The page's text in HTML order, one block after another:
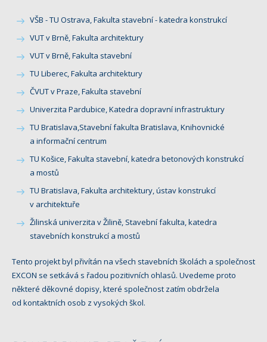
VŠB - TU Ostrava, Fakulta stavební - katedra konstrukcí
VUT v Brně, Fakulta architektury
VUT v Brně, Fakulta stavební
TU Liberec, Fakulta architektury
ČVUT v Praze, Fakulta stavební
Univerzita Pardubice, Katedra dopravní infrastruktury
TU Bratislava,Stavební fakulta Bratislava, Knihovnické
a informační centrum
TU Košice, Fakulta stavební, katedra betonových konstrukcí
a mostů
TU Bratislava, Fakulta architektury, ústav konstrukcí
v architektuře
Žilinská univerzita v Žilině, Stavební fakulta, katedra
stavebních konstrukcí a mostů
Tento projekt byl přivítán na všech stavebních školách a společnost
EXCON se setkává s řadou pozitivních ohlasů. Uvedeme proto
některé děkovné dopisy, které společnost zatím obdržela
od kontaktních osob z vysokých škol.